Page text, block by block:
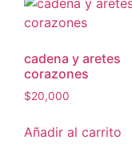
cadena y aretes
corazones
$20,000
Añadir al carrito